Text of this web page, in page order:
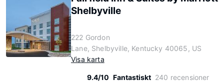
Shelbyville
222 Gordon
Lane, Shelbyville, Kentucky 40065, US
Visa karta
9.4/10 Fantastiskt 240 recensioner